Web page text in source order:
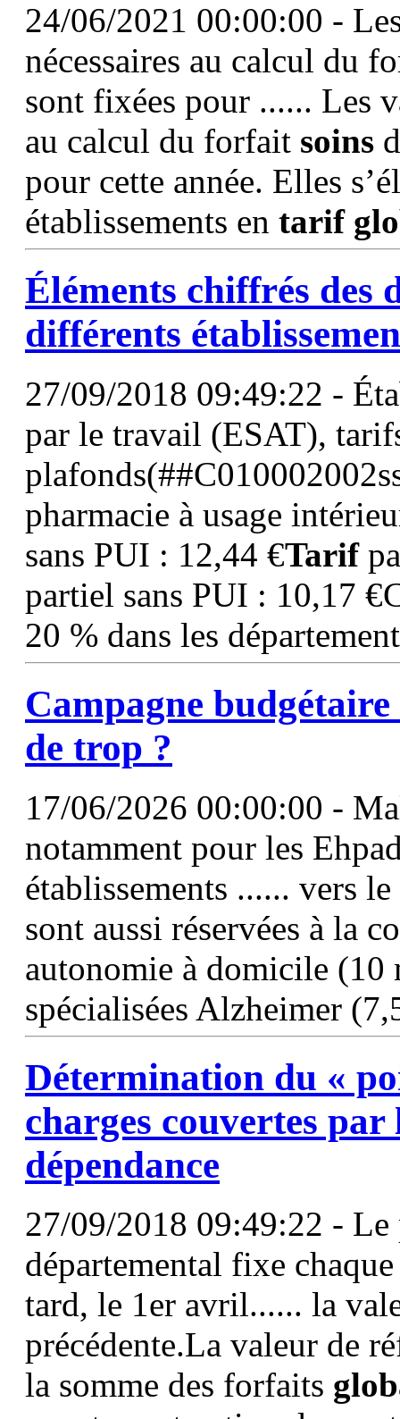
24/06/2021 00:00:00 -
nécessaires au calcul du
sont fixées pour ...... Les
au calcul du forfait soins
pour cette année. Elles
établissements en tarif
Éléments chiffrés des
différents
27/09/2018 09:49:22 -
par le travail (ESAT),
pharmacie à usage
sans PUI : 12,44 €Tarif
partiel sans PUI : 10,17
20 % dans les
Campagne
de trop ?
17/06/2026 00:00:00 -
notamment pour les
établissements ...... vers le
sont aussi réservées à la
autonomie à domicile
spécialisées Alzheimer
Détermination du «
charges couvertes
dépendance
27/09/2018 09:49:22 - Le
départemental fixe
tard, le 1er avril...... la
précédente.La valeur de
la somme des forfaits